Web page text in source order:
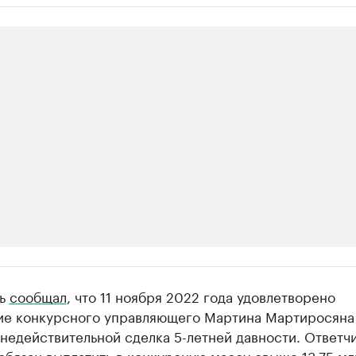
в нефтегазовой
данные в каталоге
сообщал , что 11 ноября 2022 года удовлетворено
конкурсного управляющего Мартина
сделка 5-летней давности.